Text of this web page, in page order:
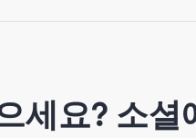
세요? 소